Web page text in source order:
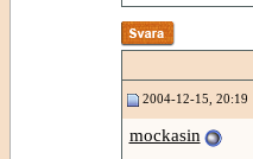
2004-12-15, 20:19
mockasin